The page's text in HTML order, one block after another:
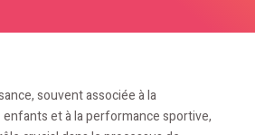
souvent associée à la
et à la performance sportive,